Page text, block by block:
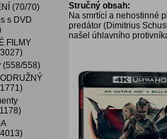
(70/70)
s DVD
FILMY
(558/558)
Stručný obsah:
Na smrtící a nehostinné
predátor (Dimitrius
našel úhlavního